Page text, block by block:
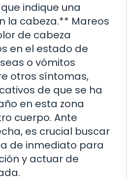
indique una
la cabeza.** Mareos
de cabeza
en el estado de
o vómitos
otros síntomas,
de que se ha
en esta zona
cuerpo. Ante
es crucial buscar
de inmediato para
y actuar de